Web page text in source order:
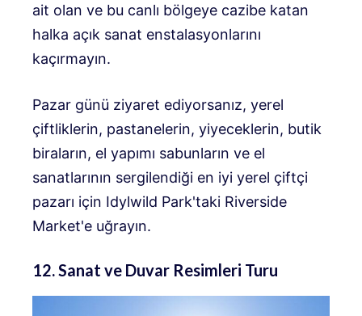
ait olan ve bu canlı bölgeye cazibe katan
halka açık sanat enstalasyonlarını
kaçırmayın.
Pazar günü ziyaret ediyorsanız, yerel
çiftliklerin, pastanelerin, yiyeceklerin, butik
biraların, el yapımı sabunların ve el
sanatlarının sergilendiği en iyi yerel çiftçi
pazarı için Idylwild Park'taki Riverside
Market'e uğrayın.
12. Sanat ve Duvar Resimleri Turu